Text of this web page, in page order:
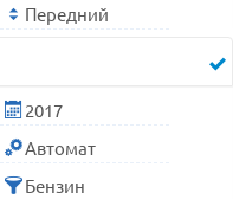
Передний
2017
Автомат
Бензин